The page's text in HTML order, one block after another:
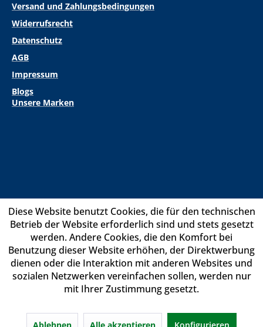
Versand und Zahlungsbedingungen
Widerrufsrecht
Datenschutz
AGB
Impressum
Blogs
Unsere Marken
Diese Website benutzt Cookies, die für den technischen
Betrieb der Website erforderlich sind und stets gesetzt
werden. Andere Cookies, die den Komfort bei
Benutzung dieser Website erhöhen, der Direktwerbung
dienen oder die Interaktion mit anderen Websites und
sozialen Netzwerken vereinfachen sollen, werden nur
mit Ihrer Zustimmung gesetzt.